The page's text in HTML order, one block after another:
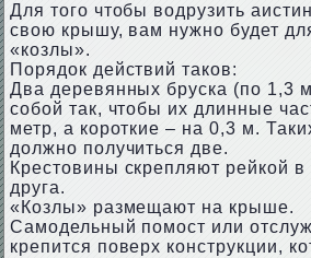
Для того чтобы водрузить
свою крышу, вам нужно будет
«козлы».
Порядок действий таков:
Два деревянных бруска (по 1,3
собой так, чтобы их длинные
метр, а короткие – на 0,3 м.
должно получиться две.
Крестовины скрепляют рейкой в
друга.
«Козлы» размещают на крыше.
Самодельный помост или
крепится поверх конструкции,